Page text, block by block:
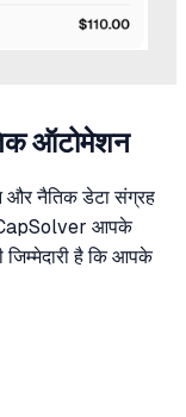
ऑटोमेशन
और नैतिक डेटा संग्रह
CapSolver आपके
है कि आपके